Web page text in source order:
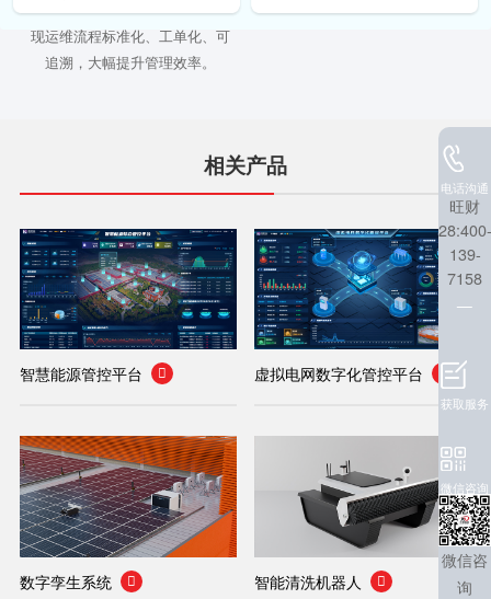
一个平台统一管理所有电站，实
现运维流程标准化、工单化、可
追溯，大幅提升管理效率。
相关产品
智慧能源管控平台  虚拟电网数字化管控平台 
数字孪生系统  智能清洗机器人 
电话沟通
旺财
28:400-
139-
7158
获取服务
微信咨询
微信咨
询